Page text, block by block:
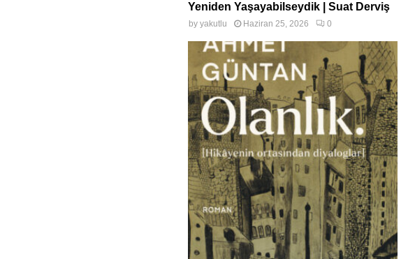
Yeniden Yaşayabilseydik | Suat Derviş
by yakutlu Haziran 25, 2026 0